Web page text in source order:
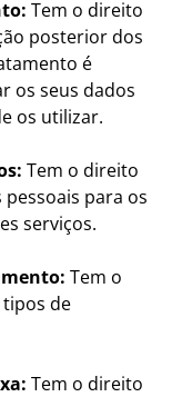
Tem o direito
posterior dos
é
os seus dados
os utilizar.
Tem o direito
para os
serviços.
Tem o
de
Tem o direito